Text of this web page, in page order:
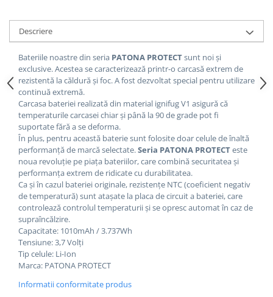
Descriere
Bateriile noastre din seria PATONA PROTECTsunt noi și
exclusive.Acestea se caracterizează printr-o carcasă extrem de
rezistentă la căldură și foc.A fost dezvoltat special pentru utilizare
continuă extremă.
Carcasa bateriei realizată din material ignifug V1 asigură că
temperaturile carcasei chiar și până la 90 de grade pot fi
suportate fără a se deforma.
În plus, pentru această baterie sunt folosite doar celule de înaltă
performanță de marcă selectate.Seria PATONA PROTECTeste
noua revoluție pe piața bateriilor, care combină securitatea și
performanța extrem de ridicate cu durabilitatea.
Ca și în cazul bateriei originale, rezistențe NTC (coeficient negativ
de temperatură) sunt atașate la placa de circuit a bateriei, care
controlează controlul temperaturii și se opresc automat în caz de
supraîncălzire.
Capacitate: 1010mAh / 3.737Wh
Tensiune: 3,7 Volți
Tip celule: Li-Ion
Marca: PATONA PROTECT
Informatii conformitate produs